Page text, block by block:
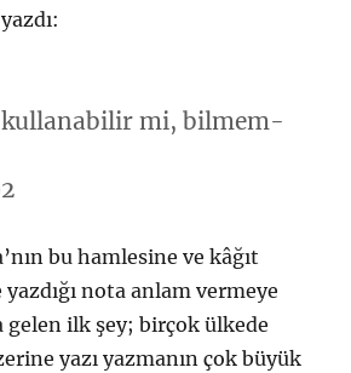
kullanabilir mi, bilmem-
bu hamlesine ve kâğıt
nota anlam vermeye
gelen ilk şey; birçok ülkede
yazı yazmanın çok büyük